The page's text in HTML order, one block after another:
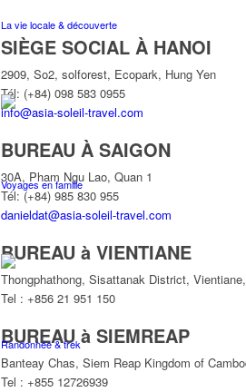
La vie locale & découverte
Voyages en famille
Randonnée & trek
SIÈGE SOCIAL À HANOI
2909, So2, solforest, Ecopark, Hung Yen
Tél: (+84) 098 583 0955
info@asia-soleil-travel.com
BUREAU À SAIGON
30A, Pham Ngu Lao, Quan 1
Tél: (+84) 985 830 955
danieldat@asia-soleil-travel.com
BUREAU à VIENTIANE
Thongphathong, Sisattanak District,
Tel : +856 21 951 150
BUREAU à SIEMREAP
Banteay Chas, Siem Reap Kingdom of
Tel : +855 12726939